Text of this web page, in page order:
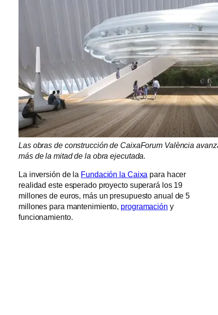
Las obras de construcción de CaixaForum València
más de la mitad de la obra ejecutada.
La inversión de la Fundación la Caixa para hacer
realidad este esperado proyecto superará los 19
millones de euros, más un presupuesto anual de 5
millones para mantenimiento, programación y
funcionamiento.